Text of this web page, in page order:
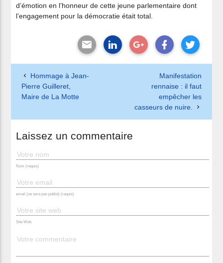
d’émotion en l’honneur de cette jeune parlementaire dont
l’engagement pour la démocratie était total.
Hommage à Jean-
Pierre Guilleret,
Maire de La Motte
Manifestation
rennaise : il faut
empêcher les
casseurs de nuire.
Laissez un commentaire
Nom (requis)
email (ne sera pas publié) (requis)
Site Web